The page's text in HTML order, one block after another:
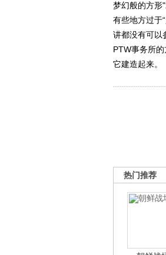
梦幻般的方形
有些地方过于
讲都没有可以
PTW事务所
它建造起来。
热门推荐